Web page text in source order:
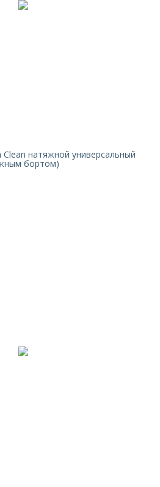
натяжной универсальный
бортом)